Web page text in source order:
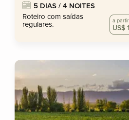
5 DIAS / 4 NOITES
Roteiro com saídas
regulares. a
US$